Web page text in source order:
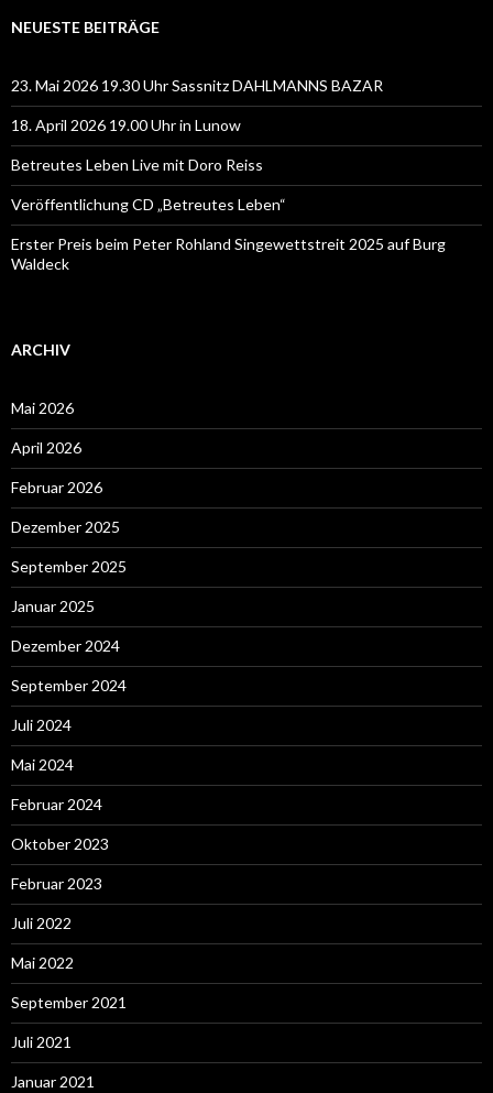
NEUESTE BEITRÄGE
23. Mai 2026 19.30 Uhr Sassnitz DAHLMANNS BAZAR
18. April 2026 19.00 Uhr in Lunow
Betreutes Leben Live mit Doro Reiss
Veröffentlichung CD „Betreutes Leben“
Erster Preis beim Peter Rohland Singewettstreit 2025 auf Burg
Waldeck
ARCHIV
Mai 2026
April 2026
Februar 2026
Dezember 2025
September 2025
Januar 2025
Dezember 2024
September 2024
Juli 2024
Mai 2024
Februar 2024
Oktober 2023
Februar 2023
Juli 2022
Mai 2022
September 2021
Juli 2021
Januar 2021